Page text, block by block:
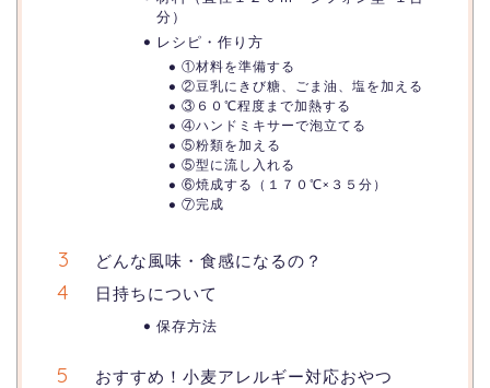
分）
レシピ・作り方
①材料を準備する
②豆乳にきび糖、ごま油、塩を加える
③６０℃程度まで加熱する
④ハンドミキサーで泡立てる
⑤粉類を加える
⑤型に流し入れる
⑥焼成する（１７０℃×３５分）
⑦完成
どんな風味・食感になるの？
日持ちについて
保存方法
おすすめ！小麦アレルギー対応おやつ